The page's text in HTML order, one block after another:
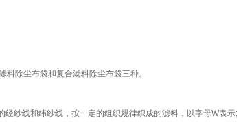
除尘布袋和复合滤料除尘布袋三种。
纱线和纬纱线，按一定的组织规律织成的滤料，以字母W表示;